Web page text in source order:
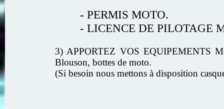
- PERMIS MOTO.
- LICENCE DE PILOTAGE
3) APPORTEZ VOS EQUIPEMENTS
Blouson, bottes de moto.
(Si besoin nous mettons à disposition